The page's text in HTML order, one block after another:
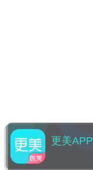
更美APP